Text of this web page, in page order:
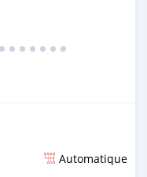
Automatique